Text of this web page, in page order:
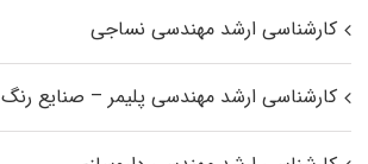
کارشناسی ارشد مهندسی نساجی
کارشناسی ارشد مهندسی پلیمر – صنایع رنگ